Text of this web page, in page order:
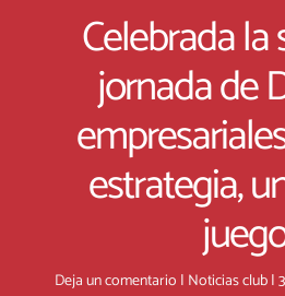
Celebrada
jornada de
estrategia,
Deja un comentario | Noticias club|